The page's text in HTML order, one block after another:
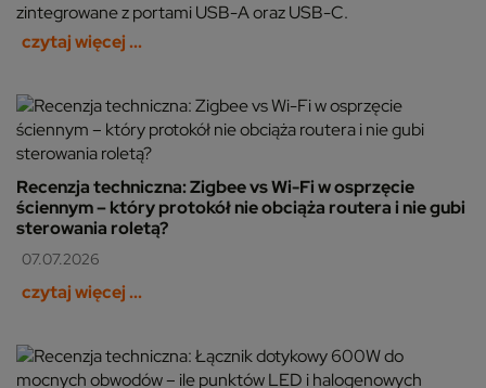
zintegrowane z portami USB-A oraz USB-C.
czytaj więcej ...
Recenzja techniczna: Zigbee vs Wi-Fi w osprzęcie
ściennym – który protokół nie obciąża routera i nie gubi
sterowania roletą?
07.07.2026
czytaj więcej ...